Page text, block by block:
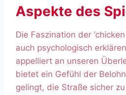
Aspekte des
Die Faszination der
auch psychologisch
appelliert an unseren
bietet ein Gefühl der
gelingt, die Straße sicher